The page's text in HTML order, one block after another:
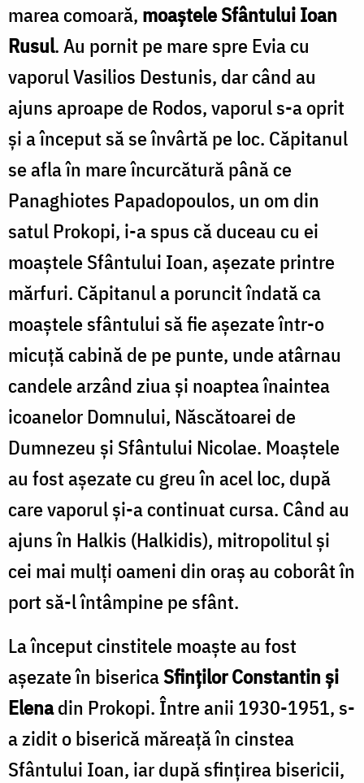
marea comoară, moaştele Sfântului Ioan
Rusul. Au pornit pe mare spre Evia cu
vaporul Vasilios Destunis, dar când au
ajuns aproape de Rodos, vaporul s-a oprit
şi a început să se învârtă pe loc. Căpitanul
se afla în mare încurcătură până ce
Panaghiotes Papadopoulos, un om din
satul Prokopi, i-a spus că duceau cu ei
moaştele Sfântului Ioan, aşezate printre
mărfuri. Căpitanul a poruncit îndată ca
moaştele sfântului să fie aşezate într-o
micuţă cabină de pe punte, unde atârnau
candele arzând ziua şi noaptea înaintea
icoanelor Domnului, Născătoarei de
Dumnezeu şi Sfântului Nicolae. Moaştele
au fost aşezate cu greu în acel loc, după
care vaporul şi-a continuat cursa. Când au
ajuns în Halkis (Halkidis), mitropolitul şi
cei mai mulţi oameni din oraş au coborât în
port să-l întâmpine pe sfânt.
La început cinstitele moaşte au fost
aşezate în bisericaSfinţilor Constantin şi
Elenadin Prokopi. Între anii 1930-1951, s-
a zidit o biserică măreaţă în cinstea
Sfântului Ioan, iar după sfinţirea bisericii,